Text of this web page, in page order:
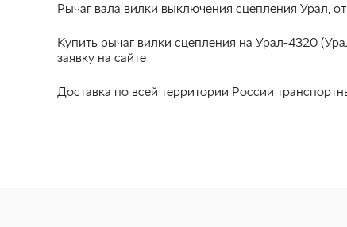
Рычаг вала вилки выключения сцепления Урал,
Купить рычаг вилки сцепления на Урал-4320
заявку на сайте
Доставка по всей территории России